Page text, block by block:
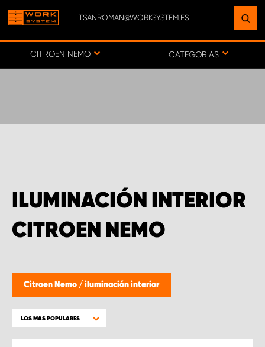
TSANROMAN@WORKSYSTEM.ES
CITROEN NEMO CATEGORIAS
ILUMINACIÓN INTERIOR
CITROEN NEMO
Citroen Nemo / iluminación interior
LOS MAS POPULARES
ENCUENTRE UNA INSTALACIÓN
CERCA DE USTED